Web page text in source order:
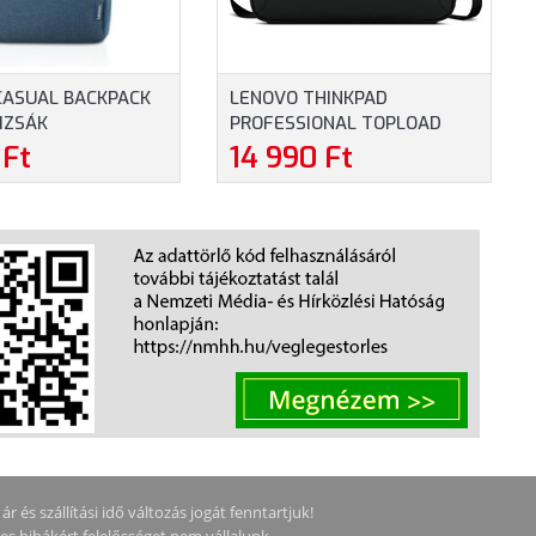
BACKPACK
- MAXIMUM
LENOVO THINKPAD
PROFESSIONAL TOPLOAD
GEN 2 NOTEBOOKTÁSKA
(4X41M69795) - MAXIMUM
NOTEBOOKOKHOZ - FEKETE
SZÍNBEN
14 990 Ft
és szállítási idő változás jogát fenntartjuk!